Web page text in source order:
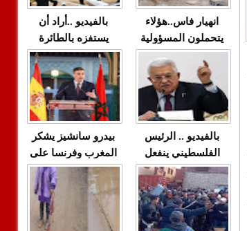
الملكية المغربية
بالفيديو ..أراد أن
يستفزه بالطائرة
القطرية لكن ترامب
فضحه أمام العالم
بالحجة والدليل
انهيار فاس..هؤلاء
يتحملون المسؤولية
ومآسي العمارات
العشوائية مفتوحة
بيدرو سانشيز يشكر
المغرب وفرنسا على
استعادة الكهرباء عقب
انقطاعه في شبه
الجزيرة الإيبيرية
بالفيديو .. الرئيس
الفلسطيني ينفعل
ويهاجم حماس بألفاظ
قاسية على الهواء